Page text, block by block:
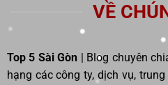
VỀ
Top 5 Sài Gòn | Blog chuyên
hạng các công ty, dịch vụ,